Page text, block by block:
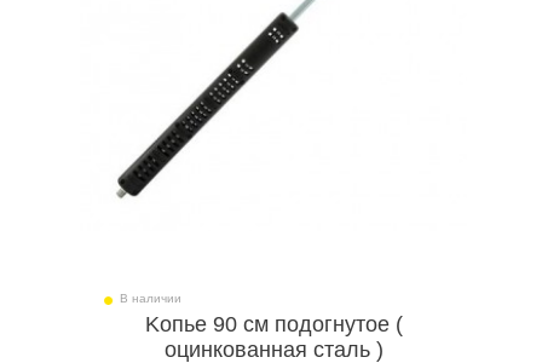
В наличии
Kопье 90 см подогнутое (
оцинкованная сталь )